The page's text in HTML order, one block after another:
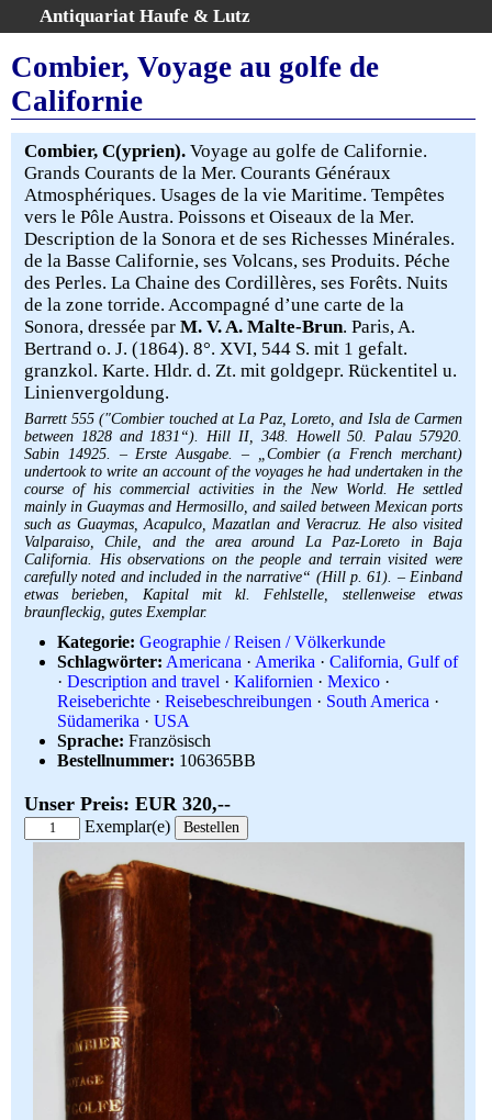
Antiquariat Haufe & Lutz
Home
Gesamtbestand
Erweiterte Suche
Kategorien
Schlagwörter
Warenkorb
AGB
Widerruf
Über uns
Aktuelle Kataloge
Kontakt
Links
Impressum
Combier, Voyage au golfe de
Californie
Combier, C(yprien). Voyage au golfe de Californie.
Grands Courants de la Mer. Courants Généraux
Atmosphériques. Usages de la vie Maritime. Tempêtes
vers le Pôle Austra. Poissons et Oiseaux de la Mer.
Description de la Sonora et de ses Richesses Minérales.
de la Basse Californie, ses Volcans, ses Produits. Péche
des Perles. La Chaine des Cordillères, ses Forêts. Nuits
de la zone torride. Accompagné d’une carte de la
Sonora, dressée par M. V. A. Malte-Brun. Paris, A.
Bertrand o. J. (1864). 8°. XVI, 544 S. mit 1 gefalt.
granzkol. Karte. Hldr. d. Zt. mit goldgepr. Rückentitel u.
Linienvergoldung.
Barrett 555 (″Combier touched at La Paz, Loreto, and Isla de Carmen
between 1828 and 1831“). Hill II, 348. Howell 50. Palau 57920.
Sabin 14925. – Erste Ausgabe. – „Combier (a French merchant)
undertook to write an account of the voyages he had undertaken in the
course of his commercial activities in the New World. He settled
mainly in Guaymas and Hermosillo, and sailed between Mexican ports
such as Guaymas, Acapulco, Mazatlan and Veracruz. He also visited
Valparaiso, Chile, and the area around La Paz-Loreto in Baja
California. His observations on the people and terrain visited were
carefully noted and included in the narrative“ (Hill p. 61). – Einband
etwas berieben, Kapital mit kl. Fehlstelle, stellenweise etwas
braunfleckig, gutes Exemplar.
Kategorie: Geographie / Reisen / Völkerkunde
Schlagwörter: Americana · Amerika · California, Gulf of
· Description and travel · Kalifornien · Mexico ·
Reiseberichte · Reisebeschreibungen · South America ·
Südamerika · USA
Sprache: Französisch
Bestellnummer: 106365BB
Unser Preis: EUR 320,--
Exemplar(e)